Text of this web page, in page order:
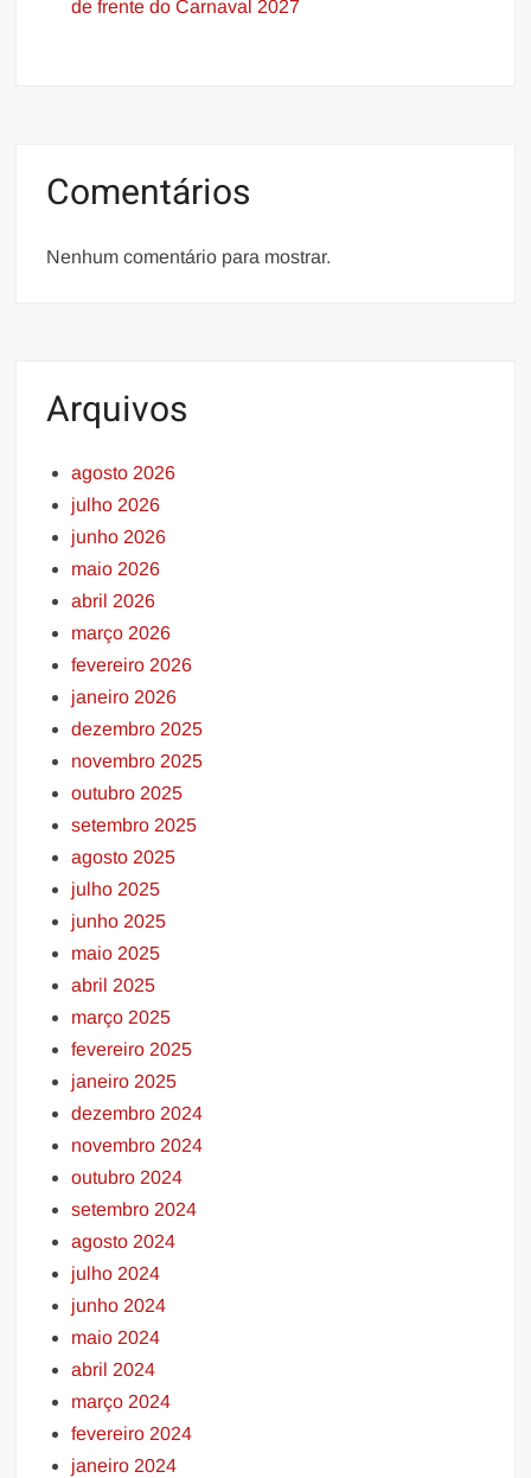
de frente do Carnaval 2027
Comentários
Nenhum comentário para mostrar.
Arquivos
agosto 2026
julho 2026
junho 2026
maio 2026
abril 2026
março 2026
fevereiro 2026
janeiro 2026
dezembro 2025
novembro 2025
outubro 2025
setembro 2025
agosto 2025
julho 2025
junho 2025
maio 2025
abril 2025
março 2025
fevereiro 2025
janeiro 2025
dezembro 2024
novembro 2024
outubro 2024
setembro 2024
agosto 2024
julho 2024
junho 2024
maio 2024
abril 2024
março 2024
fevereiro 2024
janeiro 2024